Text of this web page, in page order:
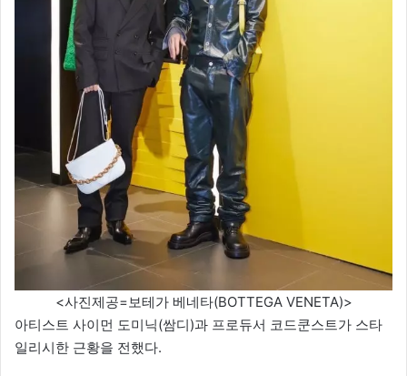
<사진제공=보테가 베네타(BOTTEGA VENETA)>
아티스트 사이먼 도미닉(쌈디)과 프로듀서 코드쿤스트가 스타
일리시한 근황을 전했다.